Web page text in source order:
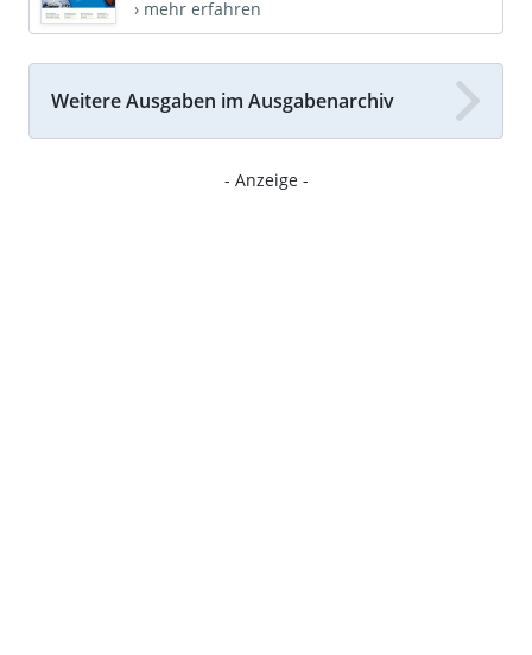
› mehr erfahren
Weitere Ausgaben im Ausgabenarchiv
- Anzeige -